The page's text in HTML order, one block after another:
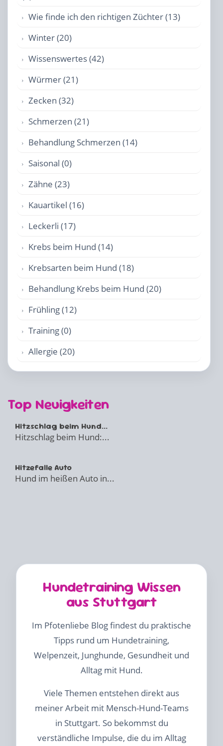
Wie finde ich den richtigen Züchter (13)
Winter (20)
Wissenswertes (42)
Würmer (21)
Zecken (32)
Schmerzen (21)
Behandlung Schmerzen (14)
Saisonal (0)
Zähne (23)
Kauartikel (16)
Leckerli (17)
Krebs beim Hund (14)
Krebsarten beim Hund (18)
Behandlung Krebs beim Hund (20)
Frühling (12)
Training (0)
Allergie (20)
Top Neuigkeiten
Hitzschlag beim Hund...
Hitzschlag beim Hund:...
Hitzefalle Auto
Hund im heißen Auto in...
Hundetraining Wissen
aus Stuttgart
Im Pfotenliebe Blog findest du praktische
Tipps rund um Hundetraining,
Welpenzeit, Junghunde, Gesundheit und
Alltag mit Hund.
Viele Themen entstehen direkt aus
meiner Arbeit mit Mensch-Hund-Teams
in Stuttgart. So bekommst du
verständliche Impulse, die du im Alltag